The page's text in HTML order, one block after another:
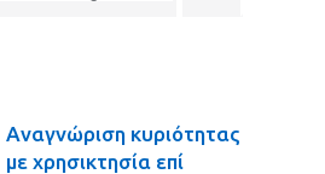
Αναγνώριση κυριότητας
με χρησικτησία επί